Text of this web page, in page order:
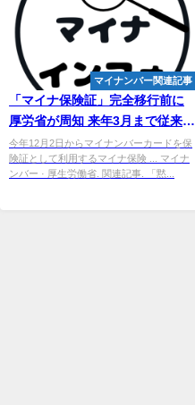
マイナンバー関連記事
「マイナ保険証」完全移行前に
厚労省が周知 来年3月まで従来の
保険証でも保険適用に
今年12月2日からマイナンバーカードを保
険証として利用するマイナ保険 ... マイナ
ンバー · 厚生労働省. 関連記事. 「黙...